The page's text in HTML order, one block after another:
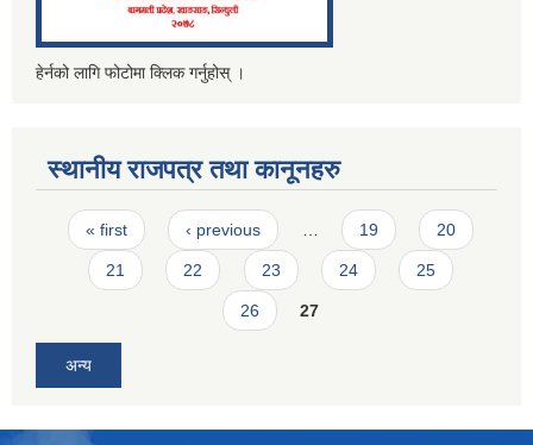
हेर्नको लागि फोटोमा क्लिक गर्नुहोस् ।
स्थानीय राजपत्र तथा कानूनहरु
Pages
« first ‹ previous 19 20
21 22 23 24 25
26 27
अन्य